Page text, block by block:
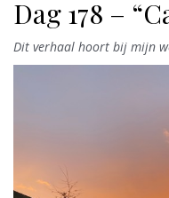
Dag 178 –
Dit verhaal hoort bij mijn